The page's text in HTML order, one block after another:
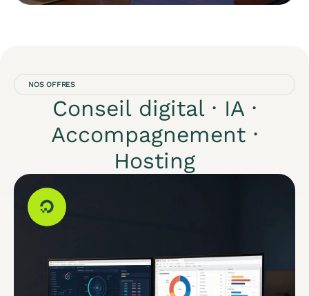
NOS OFFRES
Conseil digital · IA ·
Accompagnement ·
Hosting